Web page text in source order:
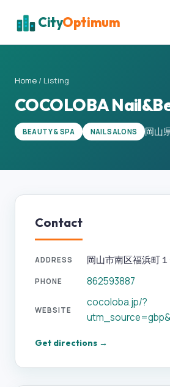
CityOptimum
Home / Listing
COCOLOBA
BEAUTY & SPA NAIL SALONS 岡山
Contact
ADDRESS 岡山市南区福浜町
PHONE 862593887
WEBSITE
cocoloba.jp/?
Get directions →